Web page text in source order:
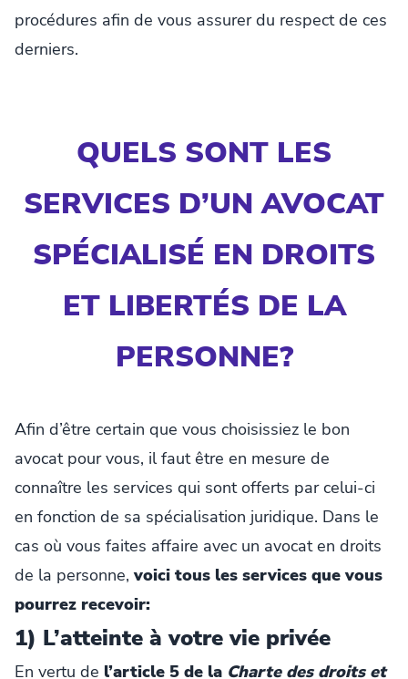
procédures afin de vous assurer du respect de ces
derniers.
QUELS SONT LES
SERVICES D’UN AVOCAT
SPÉCIALISÉ EN DROITS
ET LIBERTÉS DE LA
PERSONNE?
Afin d’être certain que vous choisissiez le bon
avocat pour vous, il faut être en mesure de
connaître les services qui sont offerts par celui-ci
en fonction de sa spécialisation juridique. Dans le
cas où vous faites affaire avec un avocat en droits
de la personne,voici tous les services que vous
pourrez recevoir:
1) L’atteinte à votre vie privée
En vertu de l’article 5 de la Charte des droits et